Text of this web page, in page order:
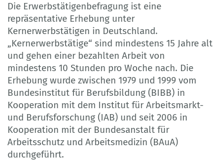
Die Erwerbstätigenbefragung ist eine
repräsentative Erhebung unter
Kernerwerbstätigen in Deutschland.
„Kernerwerbstätige“ sind mindestens 15 Jahre alt
und gehen einer bezahlten Arbeit von
mindestens 10 Stunden pro Woche nach. Die
Erhebung wurde zwischen 1979 und 1999 vom
Bundesinstitut für Berufsbildung (BIBB) in
Kooperation mit dem Institut für Arbeitsmarkt-
und Berufsforschung (IAB) und seit 2006 in
Kooperation mit der Bundesanstalt für
Arbeitsschutz und Arbeitsmedizin (BAuA)
durchgeführt.